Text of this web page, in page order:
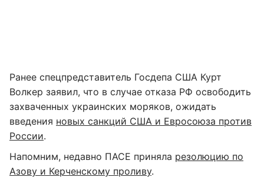
Ранее спецпредставитель Госдепа США Курт
Волкер заявил, что в случае отказа РФ освободить
захваченных украинских моряков, ожидать
введения новых санкций США и Евросоюза против
России.
Напомним, недавно ПАСЕ приняла резолюцию по
Азову и Керченскому проливу.